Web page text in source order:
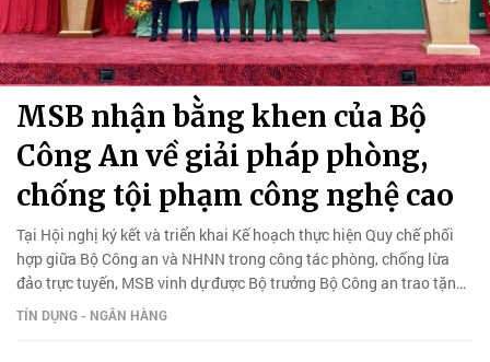
MSB nhận bằng khen của Bộ
Công An về giải pháp phòng,
chống tội phạm công nghệ cao
Tại Hội nghị ký kết và triển khai Kế hoạch thực hiện Quy chế phối
hợp giữa Bộ Công an và NHNN trong công tác phòng, chống lừa
đảo trực tuyến, MSB vinh dự được Bộ trưởng Bộ Công an trao tặng
Bằng khen...
TÍN DỤNG - NGÂN HÀNG